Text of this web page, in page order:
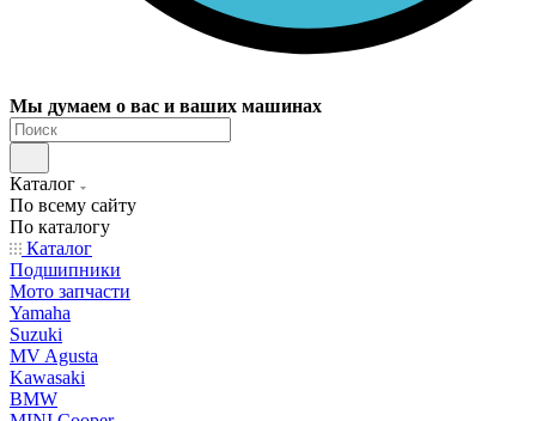
Мы думаем о вас и ваших машинах
Каталог
По всему сайту
По каталогу
Каталог
Подшипники
Мото запчасти
Yamaha
Suzuki
MV Agusta
Kawasaki
BMW